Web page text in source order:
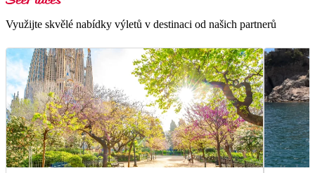
Využijte skvělé nabídky výletů v destinaci od našich partnerů